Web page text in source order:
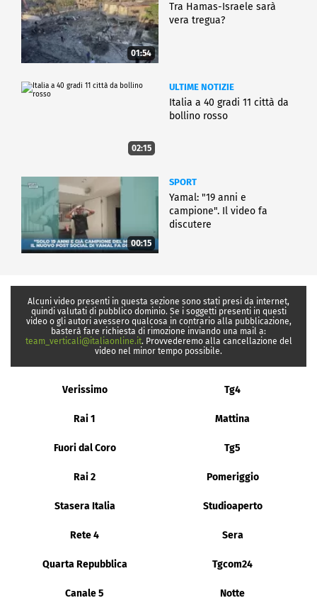
01:54
Tra Hamas-Israele sarà
vera tregua?
02:15
ULTIME NOTIZIE
Italia a 40 gradi 11 città da
bollino rosso
00:15
SPORT
Yamal: "19 anni e
campione". Il video fa
discutere
Alcuni video presenti in questa sezione sono stati presi da internet,
quindi valutati di pubblico dominio. Se i soggetti presenti in questi
video o gli autori avessero qualcosa in contrario alla pubblicazione,
basterà fare richiesta di rimozione inviando una mail a:
team_verticali@italiaonline.it. Provvederemo alla cancellazione del
video nel minor tempo possibile.
Verissimo Tg4
Rai 1 Mattina
Fuori dal Coro Tg5
Rai 2 Pomeriggio
Stasera Italia Studioaperto
Rete 4 Sera
Quarta Repubblica Tgcom24
Canale 5 Notte